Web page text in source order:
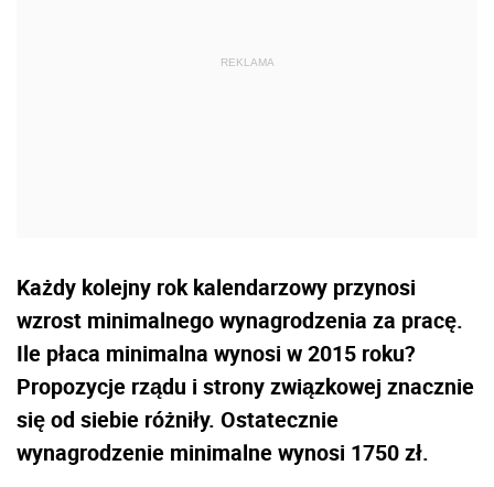
Każdy kolejny rok kalendarzowy przynosi
wzrost minimalnego wynagrodzenia za pracę.
Ile płaca minimalna wynosi w 2015 roku?
Propozycje rządu i strony związkowej znacznie
się od siebie różniły. Ostatecznie
wynagrodzenie minimalne wynosi 1750 zł.